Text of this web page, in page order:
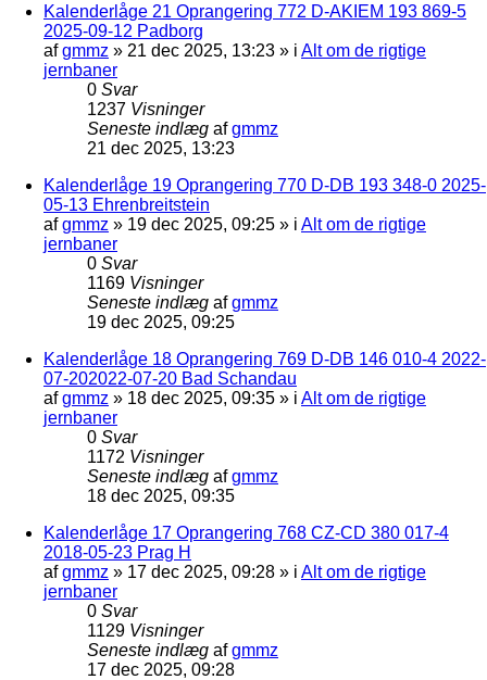
Kalenderlåge 21 Oprangering 772 D-AKIEM 193 869-5
2025-09-12 Padborg
afgmmz » 21 dec 2025, 13:23 » i Alt om de rigtige
jernbaner
0 Svar
1237 Visninger
Seneste indlæg afgmmz
21 dec 2025, 13:23
Kalenderlåge 19 Oprangering 770 D-DB 193 348-0 2025-
05-13 Ehrenbreitstein
afgmmz » 19 dec 2025, 09:25 » i Alt om de rigtige
jernbaner
0 Svar
1169 Visninger
Seneste indlæg afgmmz
19 dec 2025, 09:25
Kalenderlåge 18 Oprangering 769 D-DB 146 010-4 2022-
07-202022-07-20 Bad Schandau
afgmmz » 18 dec 2025, 09:35 » i Alt om de rigtige
jernbaner
0 Svar
1172 Visninger
Seneste indlæg afgmmz
18 dec 2025, 09:35
Kalenderlåge 17 Oprangering 768 CZ-CD 380 017-4
2018-05-23 Prag H
afgmmz » 17 dec 2025, 09:28 » i Alt om de rigtige
jernbaner
0 Svar
1129 Visninger
Seneste indlæg afgmmz
17 dec 2025, 09:28